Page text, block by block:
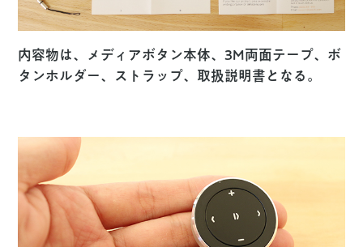
内容物は、メディアボタン本体、3M両面テープ、ボ
タンホルダー、ストラップ、取扱説明書となる。